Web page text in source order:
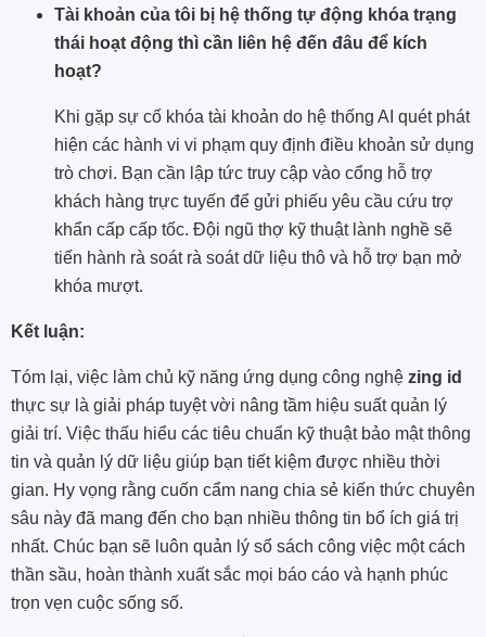
Tài khoản của tôi bị hệ thống tự động khóa trạng
thái hoạt động thì cần liên hệ đến đâu để kích
hoạt?
Khi gặp sự cố khóa tài khoản do hệ thống AI quét phát
hiện các hành vi vi phạm quy định điều khoản sử dụng
trò chơi. Bạn cần lập tức truy cập vào cổng hỗ trợ
khách hàng trực tuyến để gửi phiếu yêu cầu cứu trợ
khẩn cấp cấp tốc. Đội ngũ thợ kỹ thuật lành nghề sẽ
tiến hành rà soát rà soát dữ liệu thô và hỗ trợ bạn mở
khóa mượt.
Kết luận:
Tóm lại, việc làm chủ kỹ năng ứng dụng công nghệ zing id
thực sự là giải pháp tuyệt vời nâng tầm hiệu suất quản lý
giải trí. Việc thấu hiểu các tiêu chuẩn kỹ thuật bảo mật thông
tin và quản lý dữ liệu giúp bạn tiết kiệm được nhiều thời
gian. Hy vọng rằng cuốn cẩm nang chia sẻ kiến thức chuyên
sâu này đã mang đến cho bạn nhiều thông tin bổ ích giá trị
nhất. Chúc bạn sẽ luôn quản lý sổ sách công việc một cách
thần sầu, hoàn thành xuất sắc mọi báo cáo và hạnh phúc
trọn vẹn cuộc sống số.